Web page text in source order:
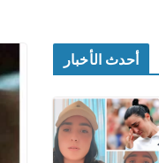
أحدث الأخبار